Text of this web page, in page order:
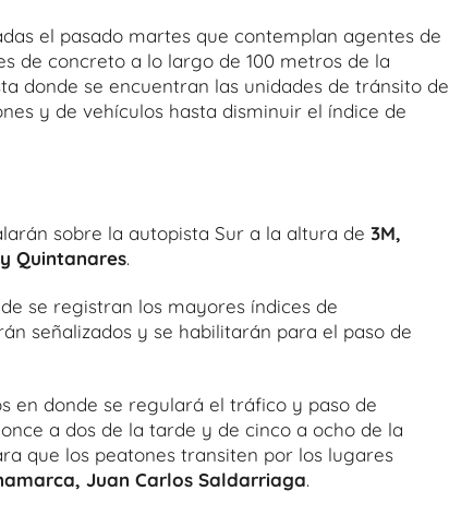
el pasado martes que contemplan agentes de
de concreto a lo largo de 100 metros de la
donde se encuentran las unidades de tránsito de
y de vehículos hasta disminuir el índice de
sobre la autopista Sur a la altura de 3M,
Quintanares.
se registran los mayores índices de
señalizados y se habilitarán para el paso de
en donde se regulará el tráfico y paso de
a dos de la tarde y de cinco a ocho de la
que los peatones transiten por los lugares
Juan Carlos Saldarriaga.